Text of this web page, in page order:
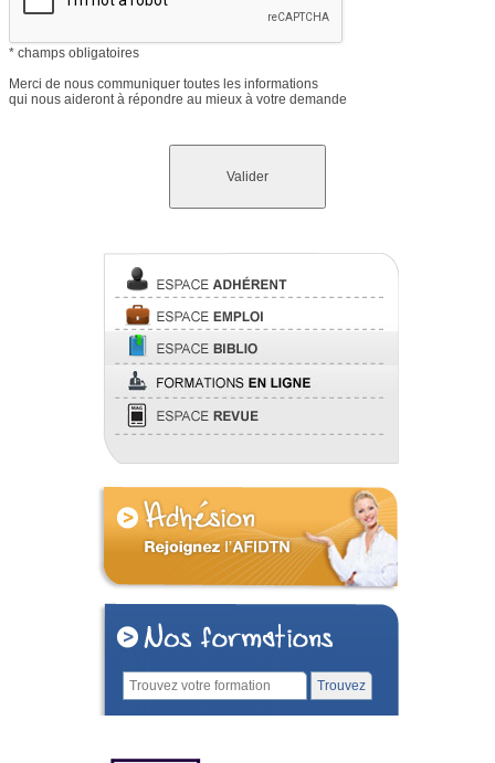
* champs obligatoires
Merci de nous communiquer toutes les informations
qui nous aideront à répondre au mieux à votre demande